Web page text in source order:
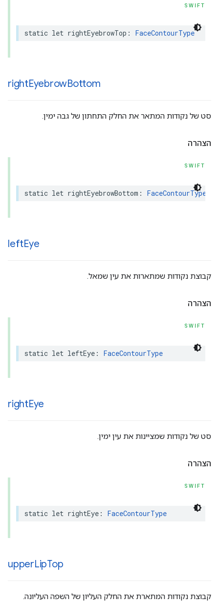
SWIFT
static let rightEyebrowTop : FaceContourType
rightEyebrowBottom
סט של נקודות המתאר את החלק התחתון של גבה ימין.
הצהרה
SWIFT
static let rightEyebrowBottom : FaceContourType
leftEye
קבוצת נקודות שמתארות את עין שמאל.
הצהרה
SWIFT
static let leftEye : FaceContourType
rightEye
סט של נקודות שמציינות את עין ימין.
הצהרה
SWIFT
static let rightEye : FaceContourType
upperLipTop
קבוצת נקודות המתארת את החלק העליון של השפה העליונה.